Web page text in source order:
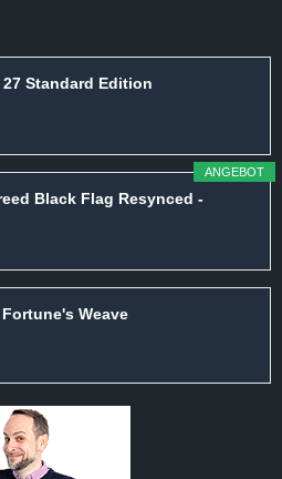
27 Standard Edition
ANGEBOT
Black Flag Resynced -
Weave